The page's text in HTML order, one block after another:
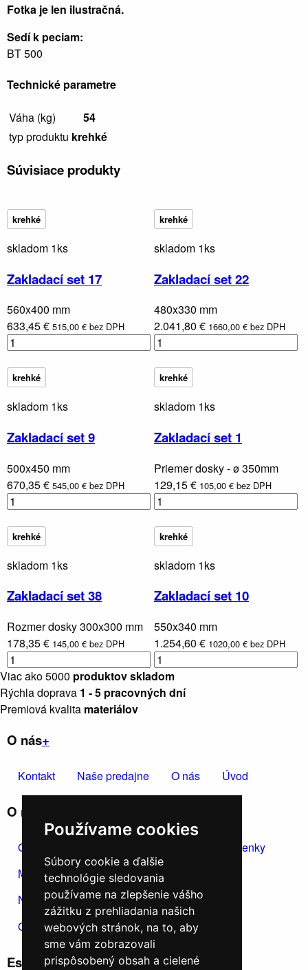
Používame cookies
Súbory cookie a ďalšie
technológie sledovania
používame na zlepšenie vášho
zážitku z prehliadania našich
webových stránok, na to, aby
sme vám zobrazovali
prispôsobený obsah a cielené
Fotka je len ilustračná.
Sedí k peciam:
BT 500
Technické parametre
Váha (kg)
54
typ produktu krehké
Súvisiace produkty
krehké
skladom 1ks
Zakladací set 17
560x400 mm
633,45 € 515,00 € bez DPH
krehké
skladom 1ks
Zakladací set 22
480x330 mm
2.041,80 € 1660,00 € bez DPH
krehké
skladom 1ks
Zakladací set 9
500x450 mm
670,35 € 545,00 € bez DPH
krehké
skladom 1ks
Zakladací set 1
Priemer dosky - ø 350mm
129,15 € 105,00 € bez DPH
krehké
skladom 1ks
Zakladací set 38
Rozmer dosky 300x300 mm
178,35 € 145,00 € bez DPH
krehké
skladom 1ks
Zakladací set 10
550x340 mm
1.254,60 € 1020,00 € bez DPH
Viac ako 5000 produktov skladom
Rýchla doprava 1 - 5 pracovných dní
Premiová kvalita materiálov
O nás+
Kontakt Naše predajne O nás Úvod
O nákupe
Obchodné podmienky
Reklamačné podmienky
Možnosti dopravy a platby
Nákup na splátky cez Quatro
Odstúpiť od zmluvy TU
Eshop Kontakt+